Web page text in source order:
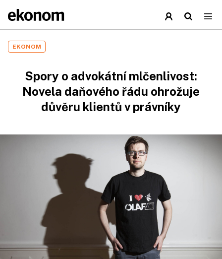
EKONOM
Spory o advokátní mlčenlivost:
Novela daňového řádu ohrožuje
důvěru klientů v právníky